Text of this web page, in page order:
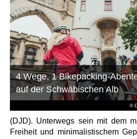
©
4 Wege, 1 Bikepacking-
auf der Schwäbischen Alb
(DJD). Unterwegs sein mit dem
Freiheit und minimalistischem